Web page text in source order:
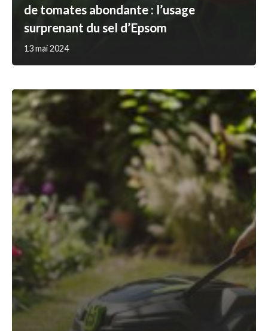
de tomates abondante : l’usage
surprenant du sel d’Epsom
13 mai 2024